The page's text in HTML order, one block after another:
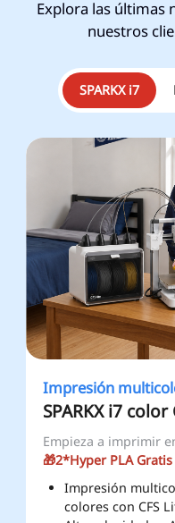
Explora las últimas
nuestros
SPARKX i7
Impresión
SPARKX i7
Empieza a imprimir
🎁2*Hyper PLA Gratis
Impresión
colores con CFS